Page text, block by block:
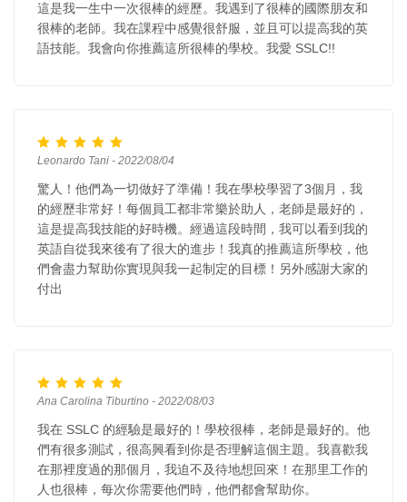
這是我一生中一次很棒的經歷。我遇到了很棒的國際朋友和
很棒的老師。我在課程中感覺很舒服，並且可以提高我的英
語技能。我會向你推薦這所很棒的學校。我愛 SSLC!!
Leonardo Tani - 2022/08/04
驚人！他們為一切做好了準備！我在學校學習了3個月，我
的經歷非常好！每個員工都非常樂於助人，老師是最好的，
這是提高我技能的好時機。經過這段時間，我可以看到我的
英語自從我來後有了很大的進步！我真的推薦這所學校，他
們會盡力幫助你實現與我一起制定的目標！另外感謝大家的
付出
Ana Carolina Tiburtino - 2022/08/03
我在 SSLC 的經驗是最好的！學校很棒，老師是最好的。他
們有很多測試，很高興看到你是否理解這個主題。我喜歡我
在那裡度過的那個月，我迫不及待地想回來！在那里工作的
人也很棒，每次你需要他們時，他們都會幫助你。